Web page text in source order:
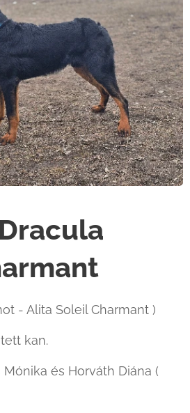
- Alita Soleil Charmant )
kan.
és Horváth Diána (